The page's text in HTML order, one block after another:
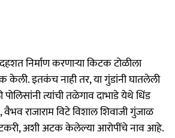
निर्माण करणाऱ्या किटक टोळीला
केली. इतकंच नाही तर, या गुंडांनी घातलेली
त्यांची तळेगाव दाभाडे येथे धिंड
राजाराम विटे विशाल शिवाजी गुंजाळ
अशी अटक केलेल्या आरोपींचे नाव आहे.